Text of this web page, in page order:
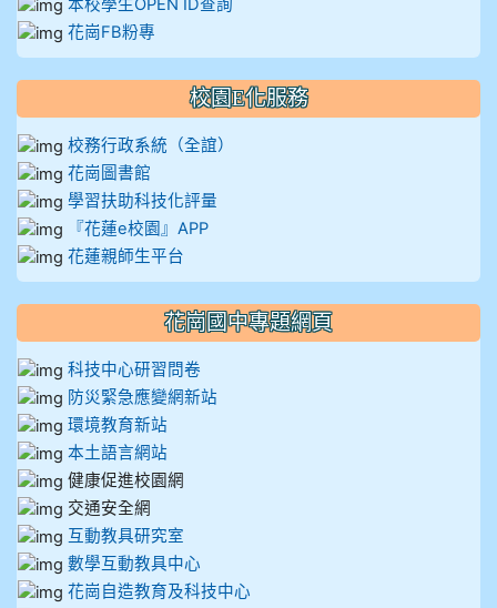
本校學生OPEN ID查詢
花崗FB粉專
校園E化服務
校務行政系統（全誼）
花崗圖書館
學習扶助科技化評量
『花蓮e校園』APP
花蓮親師生平台
花崗國中專題網頁
科技中心研習問卷
防災緊急應變網新站
環境教育新站
本土語言網站
健康促進校園網
交通安全網
互動教具研究室
數學互動教具中心
花崗自造教育及科技中心